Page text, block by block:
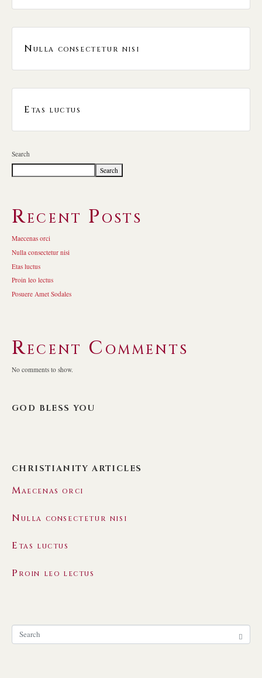
Nulla consectetur nisi
Etas luctus
Search
Search
Recent Posts
Maecenas orci
Nulla consectetur nisi
Etas luctus
Proin leo lectus
Posuere Amet Sodales
Recent Comments
No comments to show.
GOD BLESS YOU
CHRISTIANITY ARTICLES
Maecenas orci
Nulla consectetur nisi
Etas luctus
Proin leo lectus